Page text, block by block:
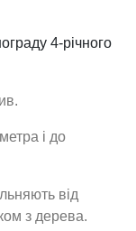
4-річного
і до
від
з дерева.